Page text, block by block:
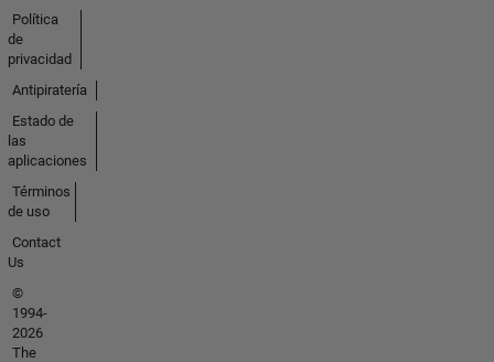
Política
de
privacidad
Antipiratería
Estado de
las
aplicaciones
Términos
de uso
Contact
Us
©
1994-
2026
The